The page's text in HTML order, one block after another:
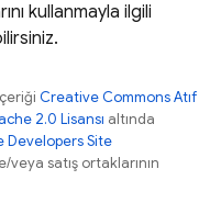
kullanmayla ilgili
Creative Commons Atıf
2.0 Lisansı altında
Developers Site
satış ortaklarının